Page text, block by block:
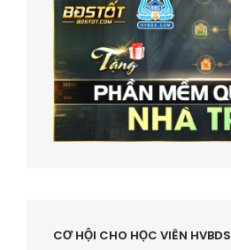
CƠ HỘI CHO HỌC VIÊN HVBDS